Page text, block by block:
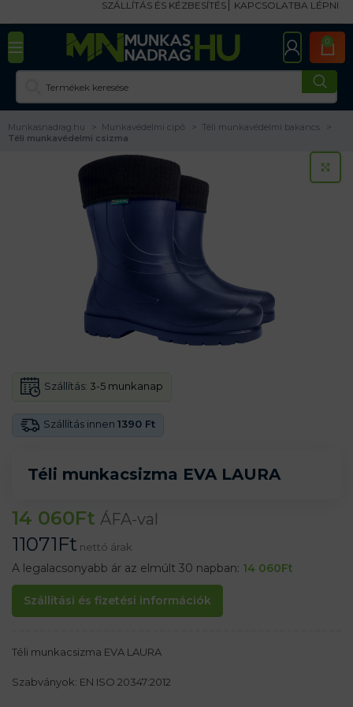
SZÁLLÍTÁS ÉS KÉZBESÍTÉS KAPCSOLATBA LÉPNI
0
Munkasnadrag.hu Munkavédelmi cipő
Téli munkavédelmi bakancs
Téli munkavédelmi csizma
Téli munkacsizma EVA LAURA
Szállítás innen 1390 Ft
Szállítás: 3-5 munkanap
14 060Ft ÁFA-val
11071Ft nettó árak
A legalacsonyabb ár az elmúlt 30 napban: 14 060Ft
Szállítási és fizetési információk
Téli munkacsizma EVA LAURA
Szabványok: EN ISO 20347:2012